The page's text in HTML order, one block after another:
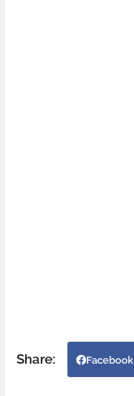
Facebook